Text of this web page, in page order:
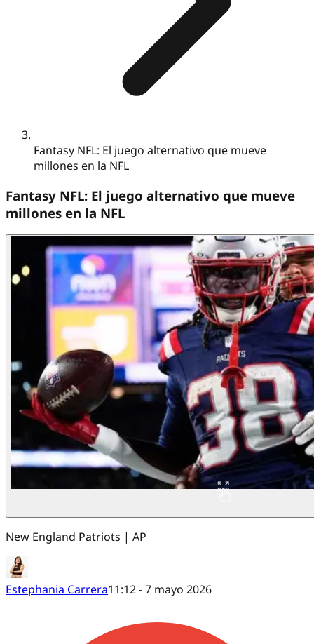
Fantasy NFL: El juego alternativo que mueve
millones en la NFL
Fantasy NFL: El juego alternativo que mueve
millones en la NFL
New England Patriots | AP
Estephania Carrera11:12 - 7 mayo 2026